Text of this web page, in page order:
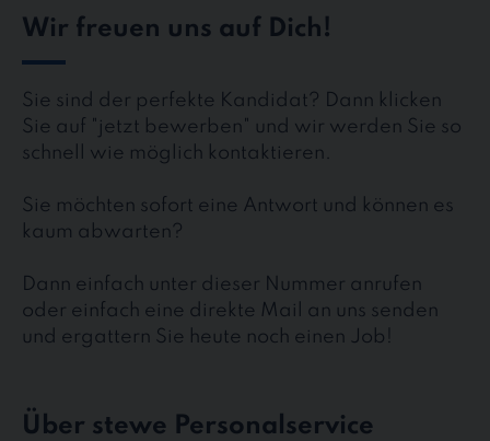
Wir freuen uns auf Dich!
Sie sind der perfekte Kandidat? Dann klicken
Sie auf "jetzt bewerben" und wir werden Sie so
schnell wie möglich kontaktieren.
Sie möchten sofort eine Antwort und können es
kaum abwarten?
Dann einfach unter dieser Nummer anrufen
oder einfach eine direkte Mail an uns senden
und ergattern Sie heute noch einen Job!
Über stewe Personalservice